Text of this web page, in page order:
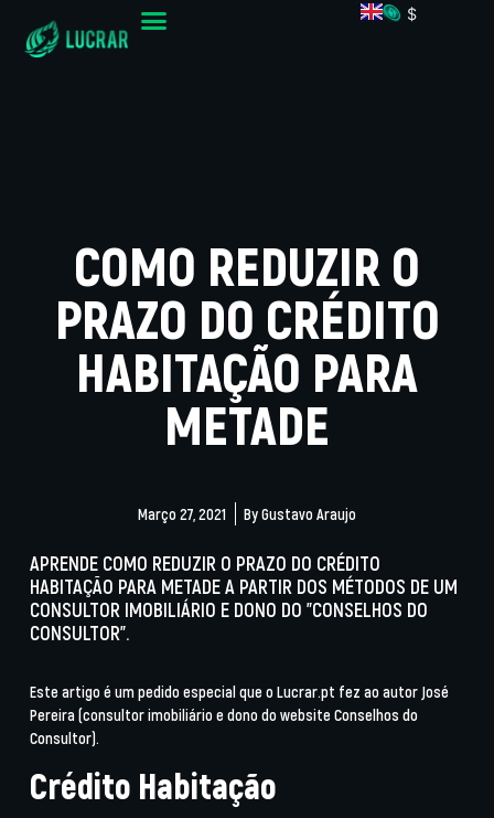
$
COMO REDUZIR O
PRAZO DO CRÉDITO
HABITAÇÃO PARA
METADE
Março 27, 2021 ByGustavo Araujo
APRENDE COMO REDUZIR O PRAZO DO CRÉDITO
HABITAÇÃO PARA METADE A PARTIR DOS MÉTODOS DE UM
CONSULTOR IMOBILIÁRIO E DONO DO "CONSELHOS DO
CONSULTOR".
Este artigo é um pedido especial que o Lucrar.pt fez ao autor José
Pereira (consultor imobiliário e dono do website Conselhos do
Consultor).
Crédito Habitação